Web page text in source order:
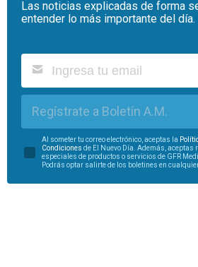
Las noticias explicadas de forma
entender lo más importante del día.
Regístrate a Boletín A.M.
Al someter tu correo electrónico, aceptas la
Condiciones de El Nuevo Día. Además,
especiales de productos o servicios de GFR
Podrás optar salirte de los boletines en